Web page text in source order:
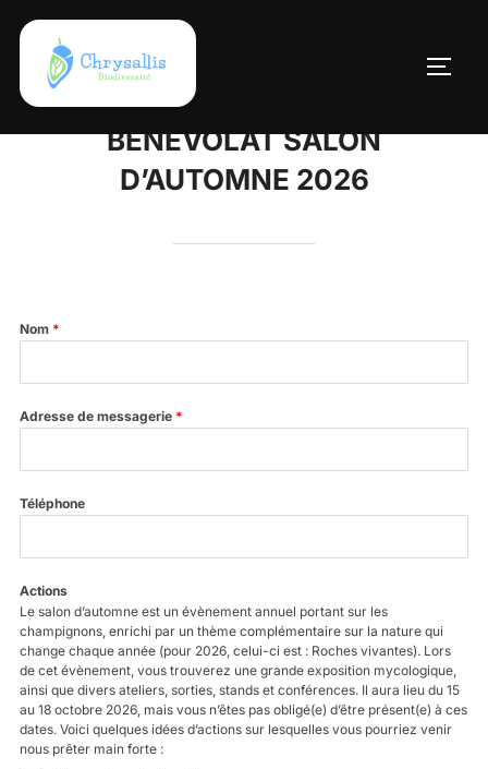
contenu
BÉNÉVOLAT SALON
D’AUTOMNE 2026
Nom *
Adresse de messagerie *
Téléphone
Actions
Le salon d’automne est un évènement annuel portant sur les
champignons, enrichi par un thème complémentaire sur la nature qui
change chaque année (pour 2026, celui-ci est : Roches vivantes). Lors
de cet évènement, vous trouverez une grande exposition mycologique,
ainsi que divers ateliers, sorties, stands et conférences. Il aura lieu du 15
au 18 octobre 2026, mais vous n’êtes pas obligé(e) d’être présent(e) à ces
dates. Voici quelques idées d’actions sur lesquelles vous pourriez venir
nous prêter main forte :